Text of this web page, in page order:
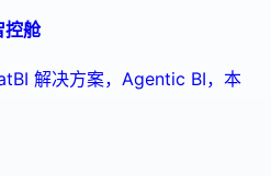
控舱
解决方案，Agentic BI，本